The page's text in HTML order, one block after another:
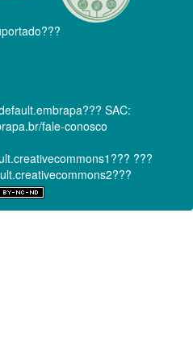
SAC:
fale-conosco
???